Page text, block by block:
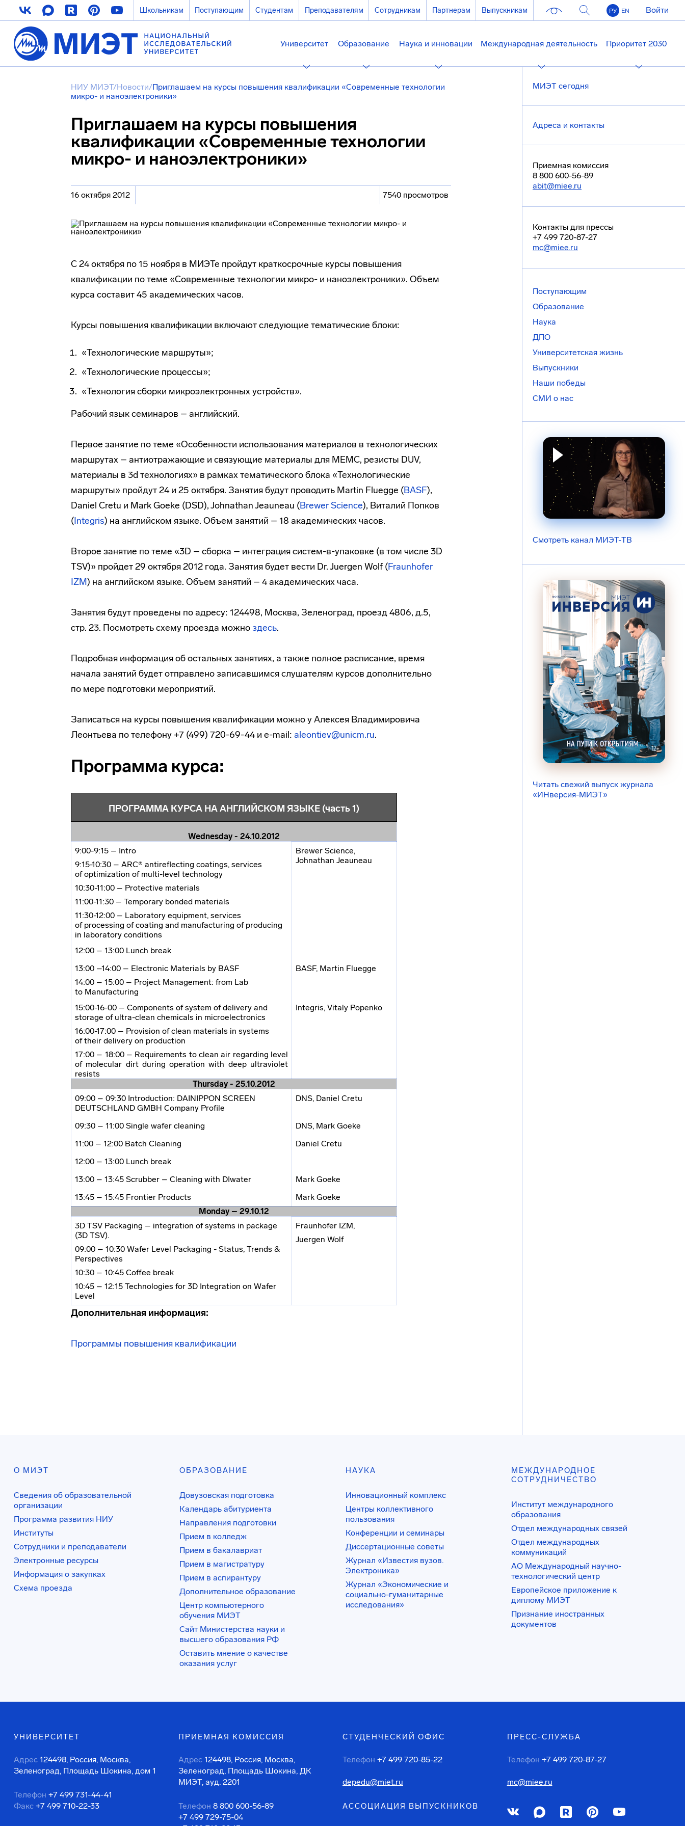
Школьникам Поступающим Студентам Преподавателям Сотрудникам Партнерам Выпускникам РУ EN Войти
Университет Образование Наука и инновации Международная деятельность Приоритет 2030
НИУ МИЭТ/Новости/Приглашаем на курсы повышения квалификации «Современные технологии
микро- и наноэлектроники»
Приглашаем на курсы повышения
квалификации «Современные технологии
микро- и наноэлектроники»
16 октября 2012 7540 просмотров
С 24 октября по 15 ноября в МИЭТе пройдут краткосрочные курсы повышения
квалификации по теме «Современные технологии микро- и наноэлектроники». Объем
курса составит 45 академических часов.
Курсы повышения квалификации включают следующие тематические блоки:
«Технологические маршруты»;
«Технологические процессы»;
«Технология сборки микроэлектронных устройств».
Рабочий язык семинаров – английский.
Первое занятие по теме «Особенности использования материалов в технологических
маршрутах – антиотражающие и связующие материалы для МЕМС, резисты DUV,
материалы в 3d технологиях» в рамках тематического блока «Технологические
маршруты» пройдут 24 и 25 октября. Занятия будут проводить Martin Fluegge (BASF),
Daniel Cretu и Mark Goeke (DSD), Johnathan Jeauneau (Brewer Science), Виталий Попков
(Integris) на английском языке. Объем занятий – 18 академических часов.
Второе занятие по теме «3D – сборка – интеграция систем-в-упаковке (в том числе 3D
TSV)» пройдет 29 октября 2012 года. Занятия будет вести Dr. Juergen Wolf (Fraunhofer
IZM) на английском языке. Объем занятий – 4 академических часа.
Занятия будут проведены по адресу: 124498, Москва, Зеленоград, проезд 4806, д.5,
стр. 23. Посмотреть схему проезда можноздесь.
Подробная информация об остальных занятиях, а также полное расписание, время
начала занятий будет отправлено записавшимся слушателям курсов дополнительно
по мере подготовки мероприятий.
Записаться на курсы повышения квалификации можно у Алексея Владимировича
Леонтьева по телефону +7 (499) 720-69-44 и e-mail: aleontiev@unicm.ru.
Программа курса:
ПРОГРАММА КУРСА НА АНГЛИЙСКОМ ЯЗЫКЕ (часть 1)
Wednesday - 24.10.2012
9:00-9:15 – Intro
9:15-10:30 – ARC® antireflecting coatings, services
of optimization of multi-level technology
10:30-11:00 – Protective materials
11:00-11:30 – Temporary bonded materials
11:30-12:00 – Laboratory equipment, services
of processing of coating and manufacturing of producing
in laboratory conditions
Brewer Science,
Johnathan Jeauneau
12:00 – 13:00 Lunch break
13:00 –14:00 – Electronic Materials by BASF
14:00 – 15:00 – Project Management: from Lab
to Manufacturing
BASF, Martin Fluegge
15:00-16-00 – Components of system of delivery and
storage of ultra-clean chemicals in microelectronics
16:00-17:00 – Provision of clean materials in systems
of their delivery on production
17:00 – 18:00 – Requirements to clean air regarding level
of molecular dirt during operation with deep ultraviolet
resists
Integris, Vitaly Popenko
Thursday - 25.10.2012
09:00 – 09:30 Introduction: DAINIPPON SCREEN
DEUTSCHLAND GMBH Company Profile
DNS, Daniel Cretu
09:30 – 11:00 Single wafer cleaning
DNS, Mark Goeke
11:00 – 12:00 Batch Cleaning
Daniel Cretu
12:00 – 13:00 Lunch break
13:00 – 13:45 Scrubber – Cleaning with DIwater
Mark Goeke
13:45 – 15:45 Frontier Products
Mark Goeke
Monday – 29.10.12
3D TSV Packaging – integration of systems in package
(3D TSV).
09:00 – 10:30 Wafer Level Packaging - Status, Trends &
Perspectives
10:30 – 10:45 Coffee break
10:45 – 12:15 Technologies for 3D Integration on Wafer
Level
Fraunhofer IZM,
Juergen Wolf
Дополнительная информация:
Программы повышения квалификации
МИЭТ сегодня
Адреса и контакты
Приемная комиссия
8 800 600-56-89
abit@miee.ru
Контакты для прессы
+7 499 720-87-27
mc@miee.ru
Поступающим
Образование
Наука
ДПО
Университетская жизнь
Выпускники
Наши победы
СМИ о нас
Смотреть канал МИЭТ-ТВ
Читать свежий выпуск журнала
«ИНверсия-МИЭТ»
О МИЭТ
Сведения об образовательной
организации
Программа развития НИУ
Институты
Сотрудники и преподаватели
Электронные ресурсы
Информация о закупках
Схема проезда
ОБРАЗОВАНИЕ
Довузовская подготовка
Календарь абитуриента
Направления подготовки
Прием в колледж
Прием в бакалавриат
Прием в магистратуру
Прием в аспирантуру
Дополнительное образование
Центр компьютерного
обучения МИЭТ
Сайт Министерства науки и
высшего образования РФ
Оставить мнение о качестве
оказания услуг
НАУКА
Инновационный комплекс
Центры коллективного
пользования
Конференции и семинары
Диссертационные советы
Журнал «Известия вузов.
Электроника»
Журнал «Экономические и
социально-гуманитарные
исследования»
МЕЖДУНАРОДНОЕ
СОТРУДНИЧЕСТВО
Институт международного
образования
Отдел международных связей
Отдел международных
коммуникаций
АО Международный научно-
технологический центр
Европейское приложение к
диплому МИЭТ
Признание иностранных
документов
УНИВЕРСИТЕТ
Адрес 124498, Россия, Москва,
Зеленоград, Площадь Шокина, дом 1
Телефон +7 499 731-44-41
Факс +7 499 710-22-33
ПРИЕМНАЯ КОМИССИЯ
Адрес 124498, Россия, Москва,
Зеленоград, Площадь Шокина, ДК
МИЭТ, ауд. 2201
Телефон 8 800 600-56-89
+7 499 729-75-04
СТУДЕНЧЕСКИЙ ОФИС
Телефон +7 499 720-85-22
depedu@miet.ru
АССОЦИАЦИЯ ВЫПУСКНИКОВ
ПРЕСС-СЛУЖБА
Телефон +7 499 720-87-27
mc@miee.ru